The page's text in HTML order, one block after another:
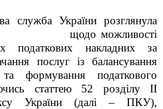
служба України розглянула
можливості
податкових накладних за
послуг із балансування
формування податкового
статтею 52 розділу ІІ
України (далі – ПКУ),